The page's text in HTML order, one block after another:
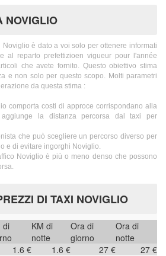
NOVIGLIO
è dato a voi solo per ottenere informati
al reparto prefettizioen vigueur pour l'année
che avete fornito. Questo obiettivo stima
e non solo per questo scopo. Molti parametri
da questa stima :
comporta costi di approce corrispondano alla
la distanza percorsa dal taxi per
che può scegliere un percorso diverso per
e di evitare ingorghi Noviglio.
Noviglio è più o meno denso che possono
DI TAXI NOVIGLIO
di
KM di
notte
Ora di
giorno
Ora di
notte
1.6 € 1.6 € 27 € 27 €